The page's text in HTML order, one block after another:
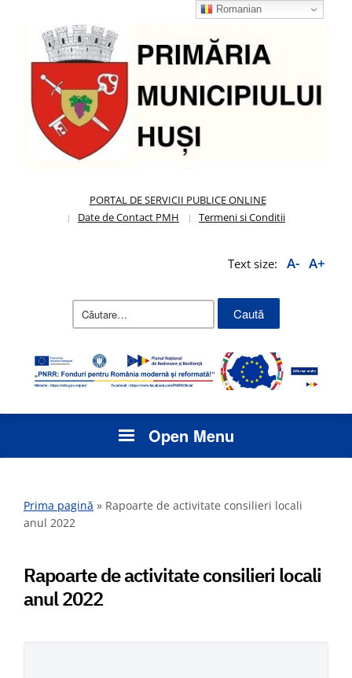
PORTAL DE SERVICII PUBLICE ONLINE
Date de Contact PMH
Termeni si Conditii
Text size: A- A+
Caută
Open Menu
Prima pagină » Rapoarte de activitate consilieri locali
anul 2022
Rapoarte de activitate consilieri locali
anul 2022
Romanian